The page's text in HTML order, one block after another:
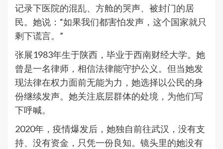
记录下医院的混乱、方舱的哭声、被封门的居
民。她说：“如果我们都害怕发声，这个国家就只
剩下谎言。”
张展1983年生于陕西，毕业于西南财经大学。她
曾是一名律师，相信法律能守护公义。但当她发
现法律在权力面前无能为力，她选择以公民的身
份继续发声。她关注底层群体的处境，为他们写
下呼喊。
2020年，疫情爆发后，她独自前往武汉，没有支
持、没有资金，只凭一份良知。镜头里的她没有